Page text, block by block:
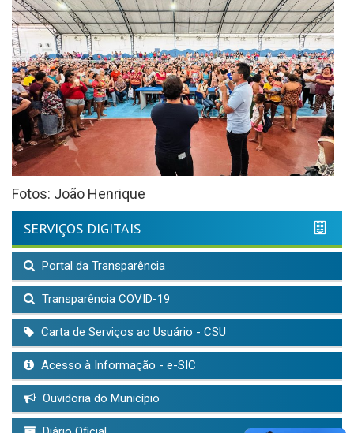
Fotos: João Henrique
SERVIÇOS DIGITAIS
Portal da Transparência
Transparência COVID-19
Carta de Serviços ao Usuário - CSU
Acesso à Informação - e-SIC
Ouvidoria do Município